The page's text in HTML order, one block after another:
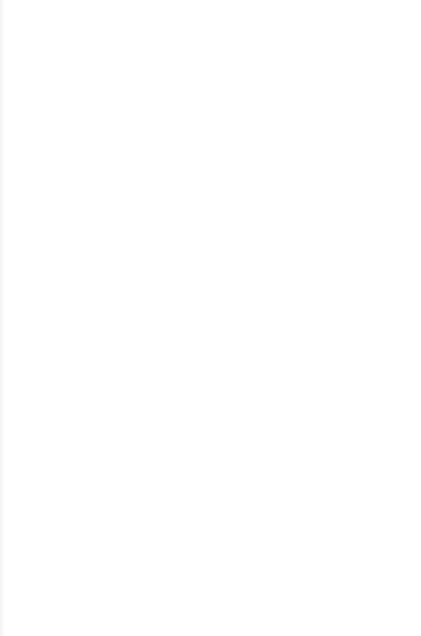
松参与刘宇宁二专单曲「我想」线上团建！
版权如何听歌？
啦！海外粉丝听不了QQ音乐怎么办？